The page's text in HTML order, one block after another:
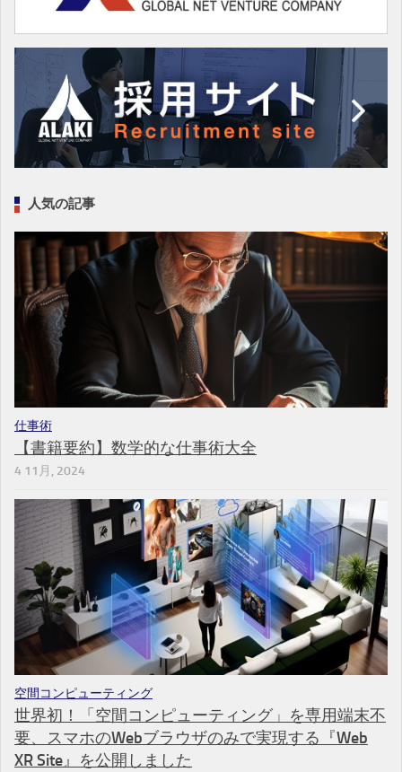
人気の記事
仕事術
【書籍要約】数学的な仕事術大全
4 11月, 2024
空間コンピューティング
世界初！「空間コンピューティング」を専用端末不
要、スマホのWebブラウザのみで実現する『Web
XR Site』を公開しました